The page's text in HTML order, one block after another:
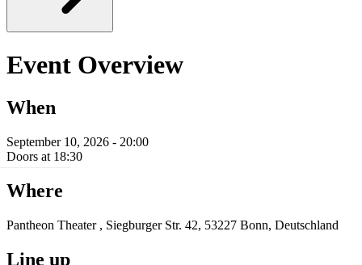
Event Overview
When
September 10, 2026 - 20:00
Doors at 18:30
Where
Pantheon Theater , Siegburger Str. 42, 53227 Bonn, Deutschland
Line up